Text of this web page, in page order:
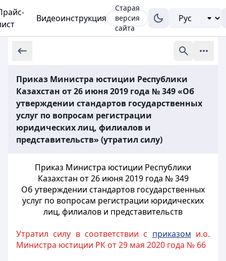
Видеоинструкция
Старая
версия
сайта
Приказ Министра юстиции Республики
Казахстан от 26 июня 2019 года № 349 «Об
утверждении стандартов государственных
услуг по вопросам регистрации
юридических лиц, филиалов и
представительств» (утратил силу)
Приказ Министра юстиции Республики
Казахстан от 26 июня 2019 года № 349
Об утверждении стандартов государственных
услуг по вопросам регистрации юридических
лиц, филиалов и представительств
Утратил силу в соответствии с приказом и.о.
Министра юстиции РК от 29 мая 2020 года № 66